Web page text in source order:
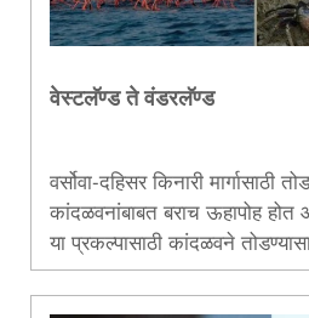
वेस्टलॅण्ड ते वंडरलॅण्ड
वर्सोवा-दहिसर किनारी मार्गासाठी
कांदळवनांबाबत बराच ऊहापोह होत
या प्रकल्पासाठी कांदळवने
आहे. या पार्श्वभूमीवर मुंबई-
मांडणारा हा लेख....